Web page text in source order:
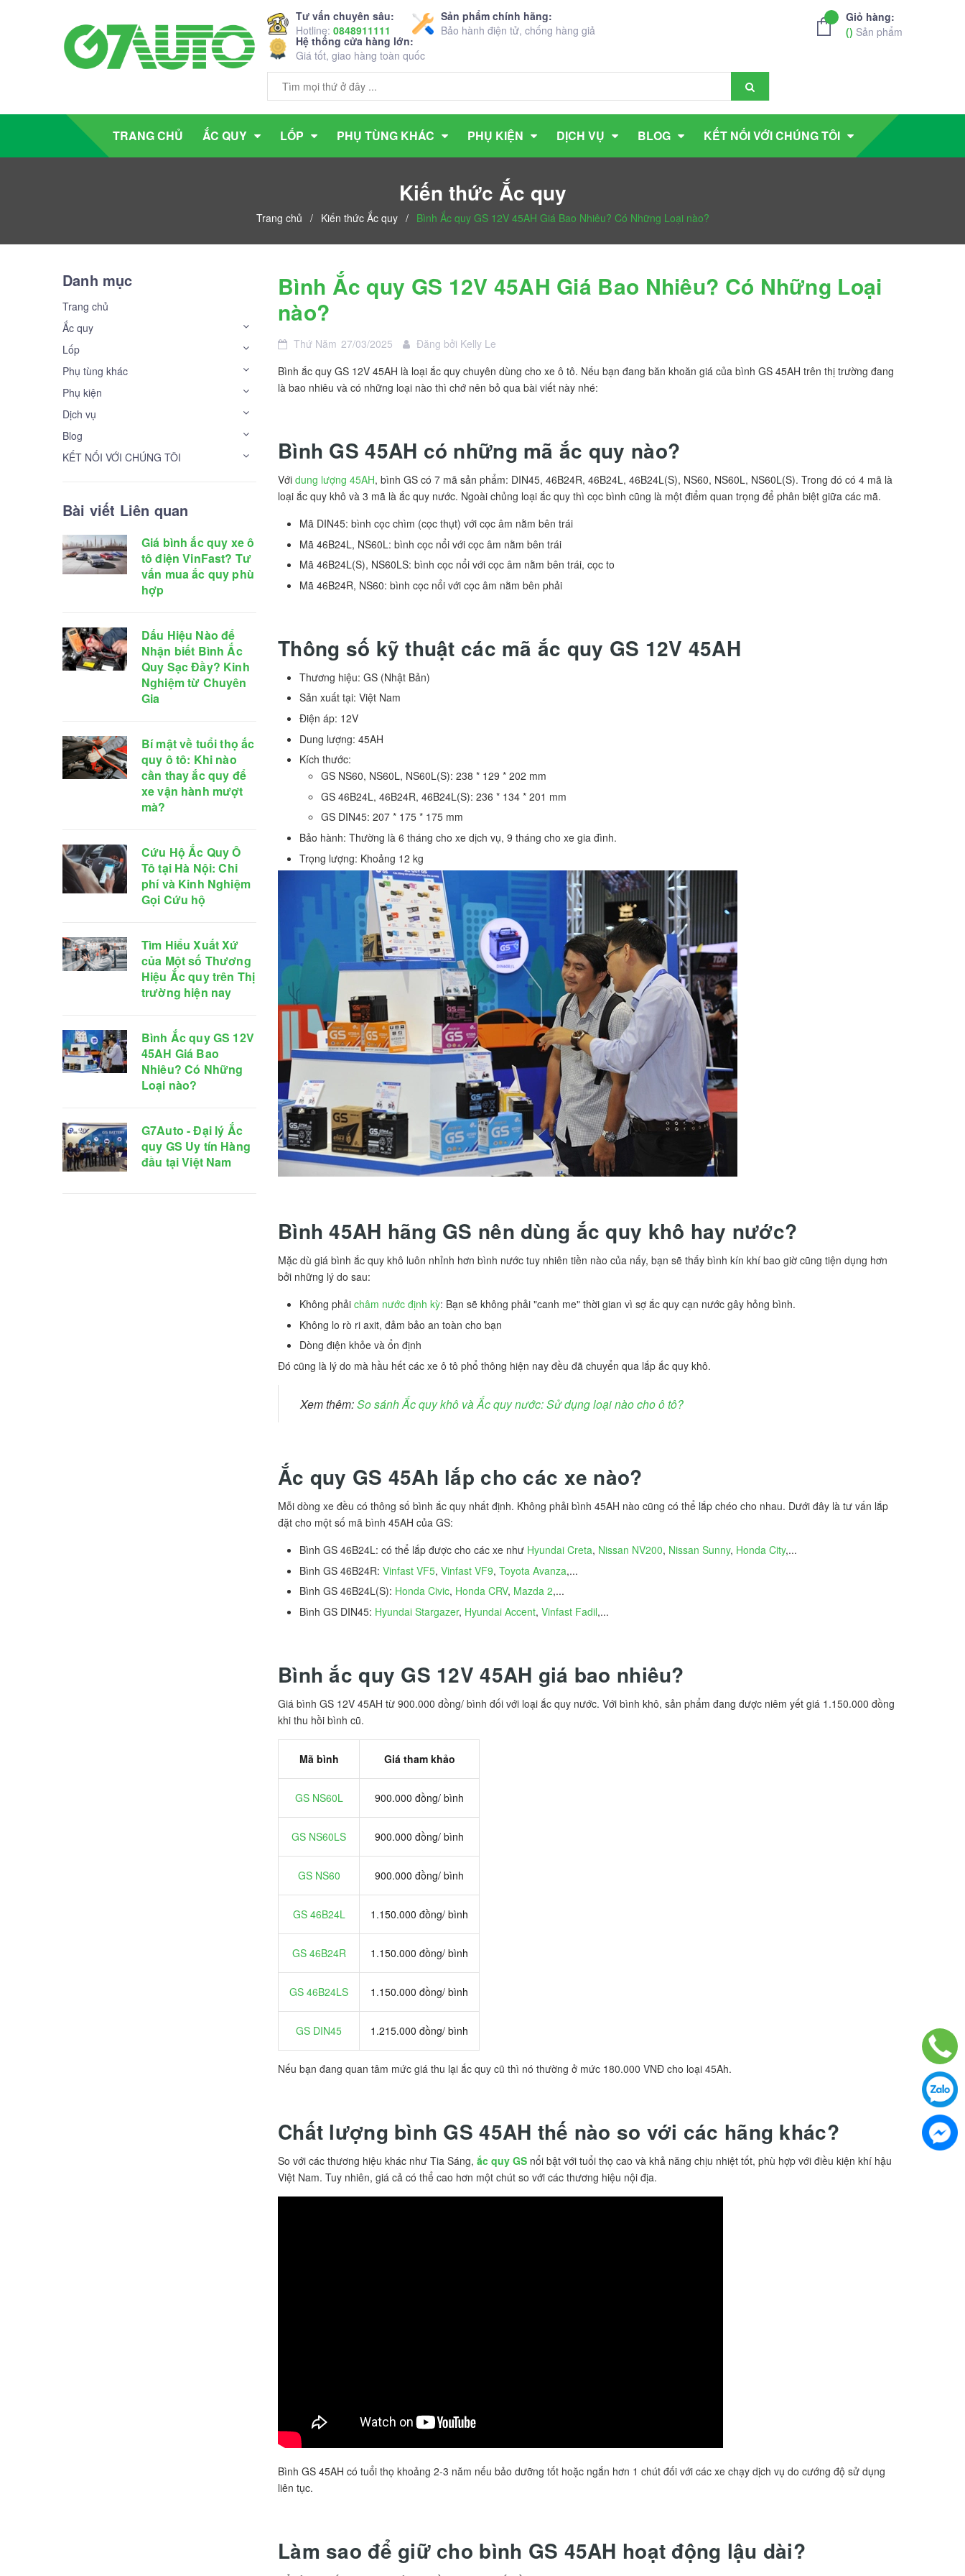
Tư vấn chuyên sâu:
Hotline: 0848911111
Sản phẩm chính hãng:
Bảo hành điện tử, chống hàng giả
Hệ thống cửa hàng lớn:
Giá tốt, giao hàng toàn quốc
Giỏ hàng:
() Sản phẩm
TRANG CHỦ ẮC QUY LỐP PHỤ TÙNG KHÁC PHỤ KIỆN DỊCH VỤ BLOG KẾT NỐI VỚI CHÚNG TÔI
Kiến thức Ắc quy
Trang chủ / Kiến thức Ắc quy / Bình Ắc quy GS 12V 45AH Giá Bao Nhiêu? Có Những Loại nào?
Bình Ắc quy GS 12V 45AH Giá Bao Nhiêu? Có Những Loại
nào?
Thứ Năm 27/03/2025 Đăng bởi Kelly Le
Bình ắc quy GS 12V 45AH là loại ắc quy chuyên dùng cho xe ô tô. Nếu bạn đang băn khoăn giá của bình GS 45AH trên thị trường đang
là bao nhiêu và có những loại nào thì chớ nên bỏ qua bài viết này nhé:
Bình GS 45AH có những mã ắc quy nào?
Với dung lượng 45AH, bình GS có 7 mã sản phẩm: DIN45, 46B24R, 46B24L, 46B24L(S), NS60, NS60L, NS60L(S). Trong đó có 4 mã là
loại ắc quy khô và 3 mã là ắc quy nước. Ngoài chủng loại ắc quy thì cọc bình cũng là một điểm quan trọng để phân biệt giữa các mã.
Mã DIN45: bình cọc chìm (cọc thụt) với cọc âm nằm bên trái
Mã 46B24L, NS60L: bình cọc nổi với cọc âm nằm bên trái
Mã 46B24L(S), NS60LS: bình cọc nổi với cọc âm nằm bên trái, cọc to
Mã 46B24R, NS60: bình cọc nổi với cọc âm nằm bên phải
Thông số kỹ thuật các mã ắc quy GS 12V 45AH
Thương hiệu: GS (Nhật Bản)
Sản xuất tại: Việt Nam
Điện áp: 12V
Dung lượng: 45AH
Kích thước:
GS NS60, NS60L, NS60L(S): 238 * 129 * 202 mm
GS 46B24L, 46B24R, 46B24L(S): 236 * 134 * 201 mm
GS DIN45: 207 * 175 * 175 mm
Bảo hành: Thường là 6 tháng cho xe dịch vụ, 9 tháng cho xe gia đình.
Trọng lượng: Khoảng 12 kg
Bình 45AH hãng GS nên dùng ắc quy khô hay nước?
Mặc dù giá bình ắc quy khô luôn nhỉnh hơn bình nước tuy nhiên tiền nào của nấy, bạn sẽ thấy bình kín khí bao giờ cũng tiện dụng hơn
bởi những lý do sau:
Không phải châm nước định kỳ: Bạn sẽ không phải "canh me" thời gian vì sợ ắc quy cạn nước gây hỏng bình.
Không lo rò ri axit, đảm bảo an toàn cho bạn
Dòng điện khỏe và ổn định
Đó cũng là lý do mà hầu hết các xe ô tô phổ thông hiện nay đều đã chuyển qua lắp ắc quy khô.
Xem thêm:So sánh Ắc quy khô và Ắc quy nước: Sử dụng loại nào cho ô tô?
Ắc quy GS 45Ah lắp cho các xe nào?
Mỗi dòng xe đều có thông số bình ắc quy nhất định. Không phải bình 45AH nào cũng có thể lắp chéo cho nhau. Dưới đây là tư vấn lắp
đặt cho một số mã bình 45AH của GS:
Bình GS 46B24L: có thể lắp được cho các xe như Hyundai Creta, Nissan NV200, Nissan Sunny, Honda City,...
Bình GS 46B24R: Vinfast VF5, Vinfast VF9, Toyota Avanza,...
Bình GS 46B24L(S): Honda Civic, Honda CRV, Mazda 2,...
Bình GS DIN45: Hyundai Stargazer, Hyundai Accent, Vinfast Fadil,...
Bình ắc quy GS 12V 45AH giá bao nhiêu?
Giá bình GS 12V 45AH từ 900.000 đồng/ bình đối với loại ắc quy nước. Với bình khô, sản phẩm đang được niêm yết giá 1.150.000 đồng
khi thu hồi bình cũ.
Mã bình Giá tham khảo
GS NS60L 900.000 đồng/ bình
GS NS60LS 900.000 đồng/ bình
GS NS60 900.000 đồng/ bình
GS 46B24L 1.150.000 đồng/ bình
GS 46B24R 1.150.000 đồng/ bình
GS 46B24LS 1.150.000 đồng/ bình
GS DIN45 1.215.000 đồng/ bình
Nếu bạn đang quan tâm mức giá thu lại ắc quy cũ thì nó thường ở mức 180.000 VNĐ cho loại 45Ah.
Chất lượng bình GS 45AH thế nào so với các hãng khác?
So với các thương hiệu khác như Tia Sáng, ắc quy GS nổi bật với tuổi thọ cao và khả năng chịu nhiệt tốt, phù hợp với điều kiện khí hậu
Việt Nam. Tuy nhiên, giá cả có thể cao hơn một chút so với các thương hiệu nội địa.
Bình GS 45AH có tuổi thọ khoảng 2-3 năm nếu bảo dưỡng tốt hoặc ngắn hơn 1 chút đối với các xe chạy dịch vụ do cướng độ sử dụng
liên tục.
Làm sao để giữ cho bình GS 45AH hoạt động lậu dài?
Danh mục
Trang chủ
Ắc quy
Lốp
Phụ tùng khác
Phụ kiện
Dịch vụ
Blog
KẾT NỐI VỚI CHÚNG TÔI
Bài viết Liên quan
Giá bình ắc quy xe ô
tô điện VinFast? Tư
vấn mua ắc quy phù
hợp
Dấu Hiệu Nào để
Nhận biết Bình Ắc
Quy Sạc Đầy? Kinh
Nghiệm từ Chuyên
Gia
Bí mật về tuổi thọ ắc
quy ô tô: Khi nào
cần thay ắc quy để
xe vận hành mượt
mà?
Cứu Hộ Ắc Quy Ô
Tô tại Hà Nội: Chi
phí và Kinh Nghiệm
Gọi Cứu hộ
Tìm Hiểu Xuất Xứ
của Một số Thương
Hiệu Ắc quy trên Thị
trường hiện nay
Bình Ắc quy GS 12V
45AH Giá Bao
Nhiêu? Có Những
Loại nào?
G7Auto - Đại lý Ắc
quy GS Uy tín Hàng
đầu tại Việt Nam